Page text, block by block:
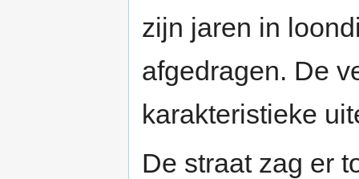
zijn jaren in
afgedragen. De
karakteristieke
De straat zag er